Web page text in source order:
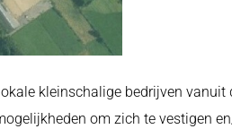
kleinschalige bedrijven vanuit
om zich te vestigen